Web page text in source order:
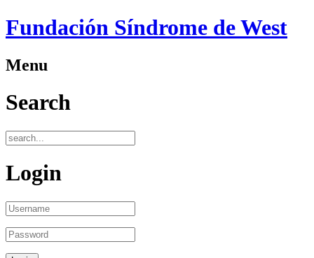
Fundación Síndrome de West
Menu
Search
Login